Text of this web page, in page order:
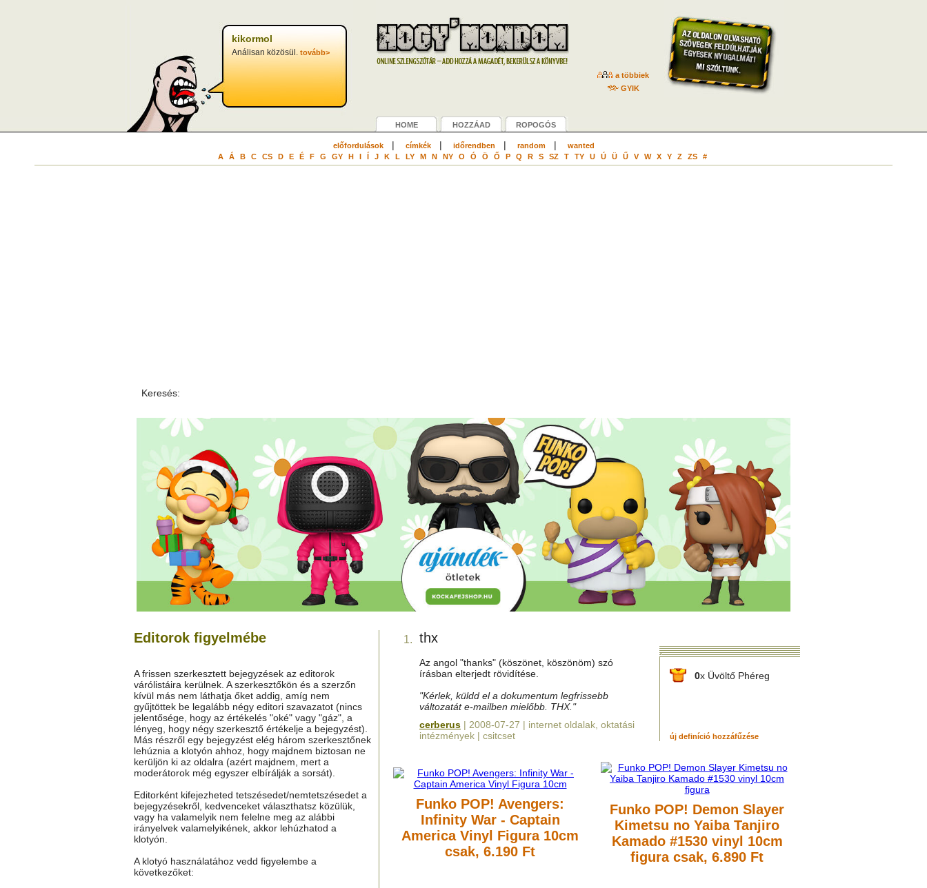
kikormol
Análisan közösül. tovább>
a többiek
GYIK
HOME HOZZÁAD ROPOGÓS
előfordulások| címkék| időrendben | random|
wanted
A
Á B C CS D E É F G GY H I Í J K L LY M N NY O Ó Ö Ő P Q R S SZ T TY U Ú Ü Ű V W X Y Z ZS #
Keresés:
Editorok figyelmébe
A frissen szerkesztett bejegyzések az editorok
várólistáira kerülnek. A szerkesztőkön és a szerzőn
kívül más nem láthatja őket addig, amíg nem
gyűjtöttek be legalább négy editori szavazatot (nincs
jelentősége, hogy az értékelés "oké" vagy "gáz", a
lényeg, hogy négy szerkesztő értékelje a bejegyzést).
Más részről egy bejegyzést elég három szerkesztőnek
lehúznia a klotyón ahhoz, hogy majdnem biztosan ne
kerüljön ki az oldalra (azért majdnem, mert a
moderátorok még egyszer elbírálják a sorsát).
Editorként kifejezheted tetszésedet/nemtetszésedet a
bejegyzésekről, kedvenceket választhatsz közülük,
vagy ha valamelyik nem felelne meg az alábbi
irányelvek valamelyikének, akkor lehúzhatod a
klotyón.
A klotyó használatához vedd figyelembe a
következőket:
1. thx
Az angol "thanks" (köszönet, köszönöm) szó
írásban elterjedt rövidítése.
"Kérlek, küldd el a dokumentum legfrissebb
változatát e-mailben mielőbb. THX."
0x Üvöltő Phéreg
cerberus | 2008-07-27 | internet oldalak, oktatási
intézmények | csitcset
új definíció hozzáfűzése
Funko POP! Avengers:
Infinity War - Captain
America Vinyl Figura 10cm
csak, 6.190 Ft
Funko POP! Demon Slayer
Kimetsu no Yaiba Tanjiro
Kamado #1530 vinyl 10cm
figuracsak, 6.890 Ft